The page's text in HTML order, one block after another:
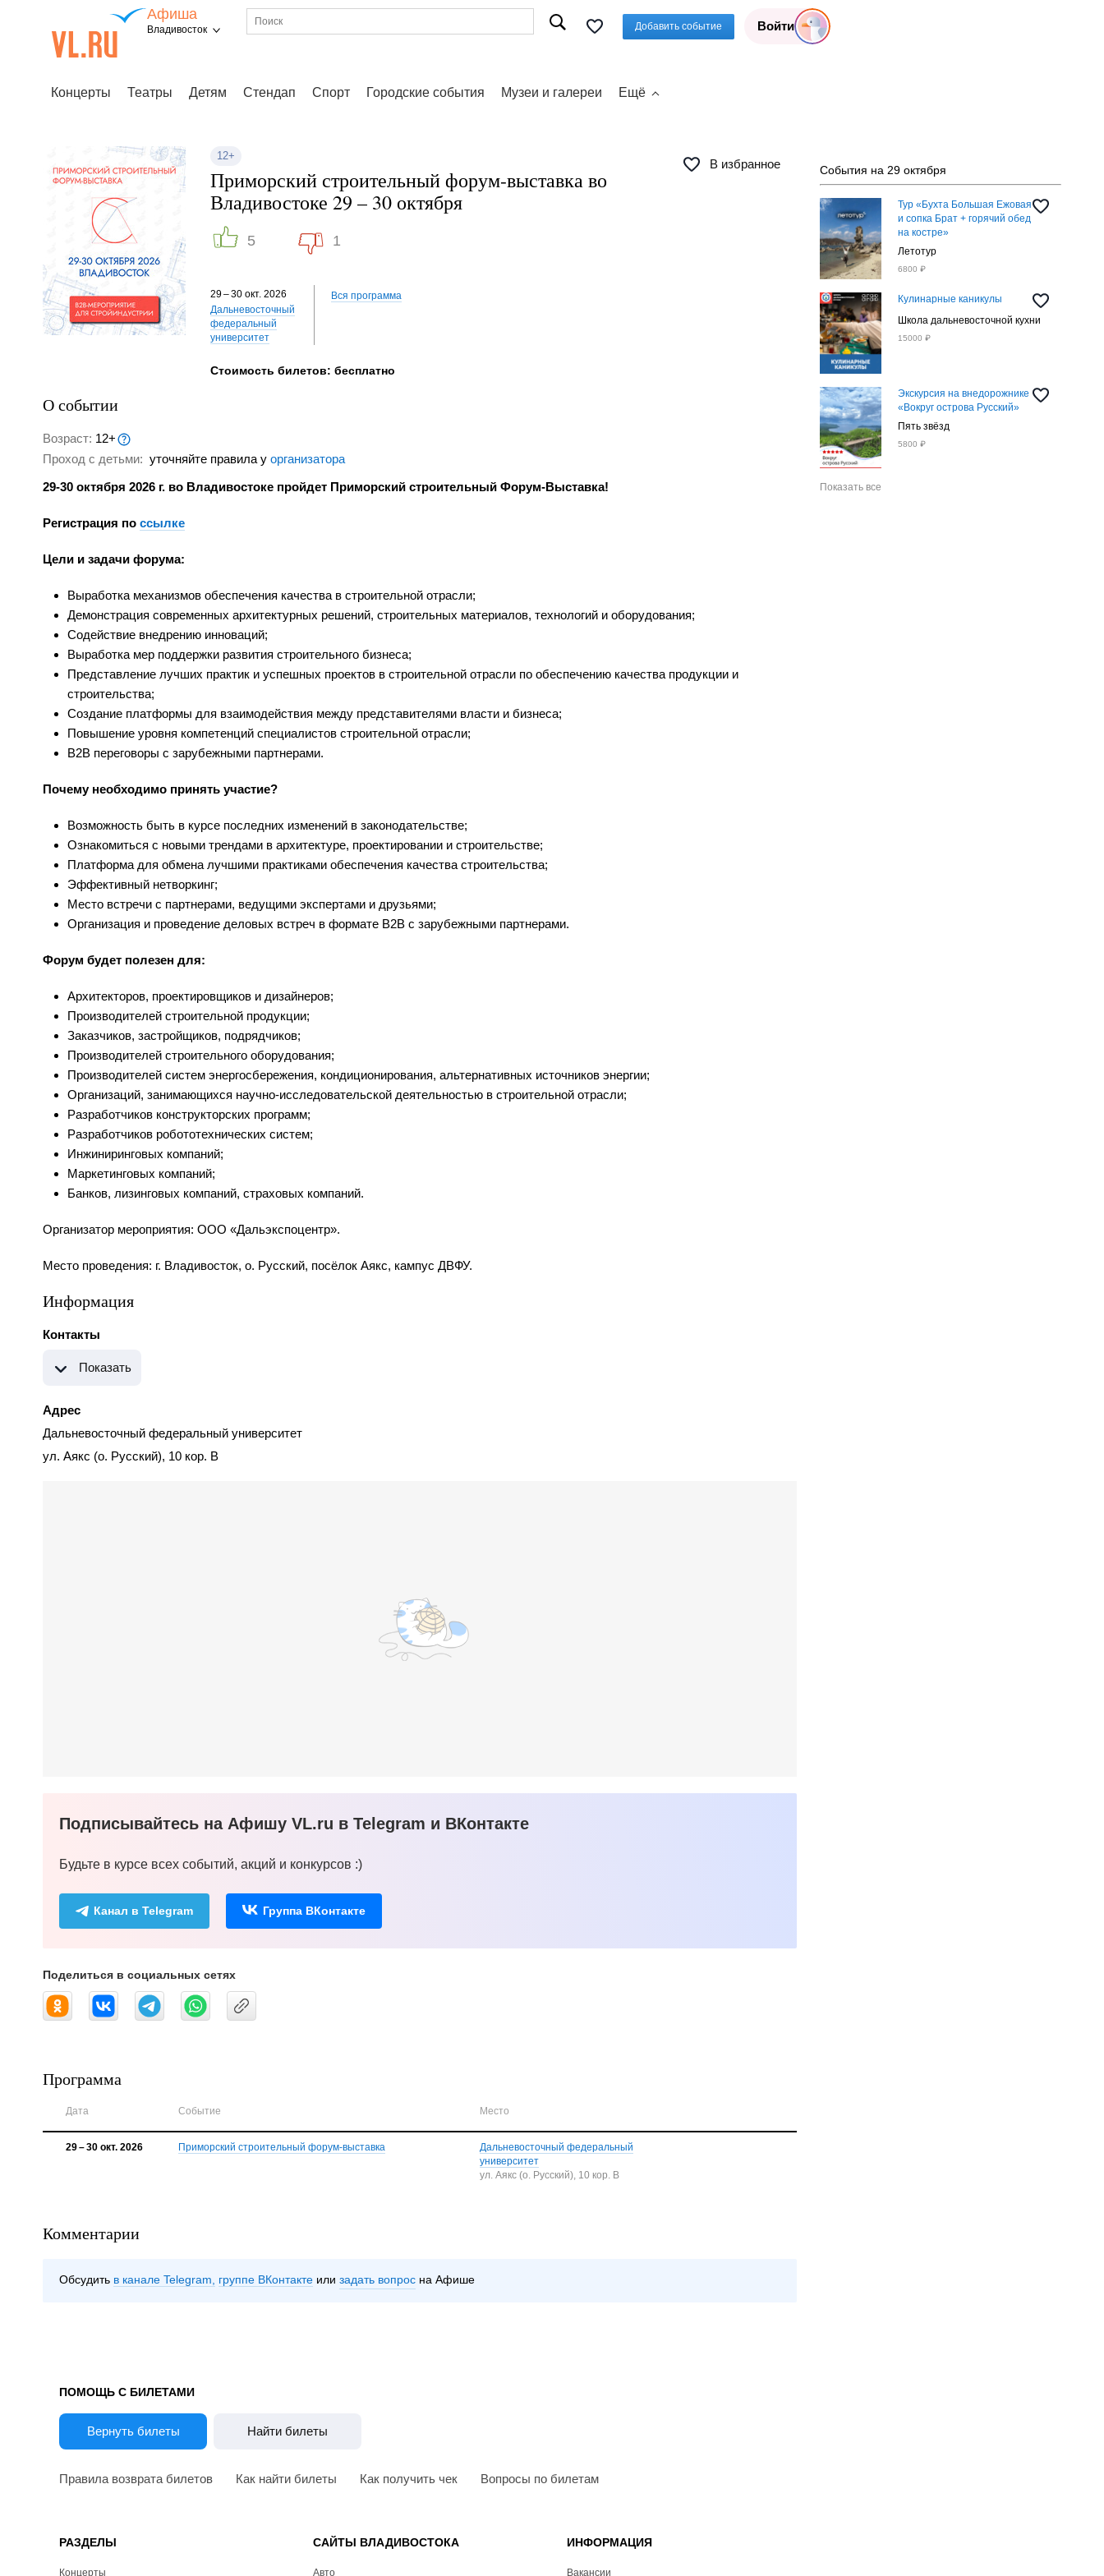
Афиша
Владивосток Добавить событие Войти
Концерты Театры Детям Стендап Спорт Городские события Музеи и галереи Ещё
12+
В избранное
Приморский строительный форум-выставка во
Владивостоке 29 – 30 октября
5 1
29 – 30 окт. 2026
Дальневосточный
федеральный
университет
Вся программа
Стоимость билетов: бесплатно
О событии
Возраст: 12+
Проход с детьми: уточняйте правила у организатора
29-30 октября 2026 г. во Владивостоке пройдет Приморский строительный Форум-Выставка!
Регистрация по ссылке
Цели и задачи форума:
Выработка механизмов обеспечения качества в строительной отрасли;
Демонстрация современных архитектурных решений, строительных материалов, технологий и оборудования;
Содействие внедрению инноваций;
Выработка мер поддержки развития строительного бизнеса;
Представление лучших практик и успешных проектов в строительной отрасли по обеспечению качества продукции и
строительства;
Создание платформы для взаимодействия между представителями власти и бизнеса;
Повышение уровня компетенций специалистов строительной отрасли;
B2B переговоры с зарубежными партнерами.
Почему необходимо принять участие?
Возможность быть в курсе последних изменений в законодательстве;
Ознакомиться с новыми трендами в архитектуре, проектировании и строительстве;
Платформа для обмена лучшими практиками обеспечения качества строительства;
Эффективный нетворкинг;
Место встречи с партнерами, ведущими экспертами и друзьями;
Организация и проведение деловых встреч в формате В2В с зарубежными партнерами.
Форум будет полезен для:
Архитекторов, проектировщиков и дизайнеров;
Производителей строительной продукции;
Заказчиков, застройщиков, подрядчиков;
Производителей строительного оборудования;
Производителей систем энергосбережения, кондиционирования, альтернативных источников энергии;
Организаций, занимающихся научно-исследовательской деятельностью в строительной отрасли;
Разработчиков конструкторских программ;
Разработчиков робототехнических систем;
Инжиниринговых компаний;
Маркетинговых компаний;
Банков, лизинговых компаний, страховых компаний.
Организатор мероприятия: ООО «Дальэкспоцентр».
Место проведения: г. Владивосток, о. Русский, посёлок Аякс, кампус ДВФУ.
Информация
Контакты
Показать
Адрес
Дальневосточный федеральный университет
ул. Аякс (о. Русский), 10 кор. B
Подписывайтесь на Афишу VL.ru в Telegram и ВКонтакте
Будьте в курсе всех событий, акций и конкурсов :)
Канал в Telegram Группа ВКонтакте
Поделиться в социальных сетях
Программа
Дата Событие Место
29 – 30 окт. 2026 Приморский строительный форум-выставка
Дальневосточный федеральный
университет
ул. Аякс (о. Русский), 10 кор. B
Комментарии
Обсудить в канале Telegram группе ВКонтакте задать вопрос на Афише
События на 29 октября
Тур «Бухта Большая Ежовая
и сопка Брат + горячий обед
на костре»
Летотур
6800 ₽
Кулинарные каникулы
Школа дальневосточной кухни
15000 ₽
Экскурсия на внедорожнике
«Вокруг острова Русский»
Пять звёзд
5800 ₽
Показать все
ПОМОЩЬ С БИЛЕТАМИ
Вернуть билеты Найти билеты
Правила возврата билетов Как найти билеты Как получить чек Вопросы по билетам
РАЗДЕЛЫ
Концерты
САЙТЫ ВЛАДИВОСТОКА
Авто
ИНФОРМАЦИЯ
Вакансии